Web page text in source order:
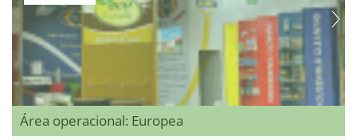
Área operacional: Europea